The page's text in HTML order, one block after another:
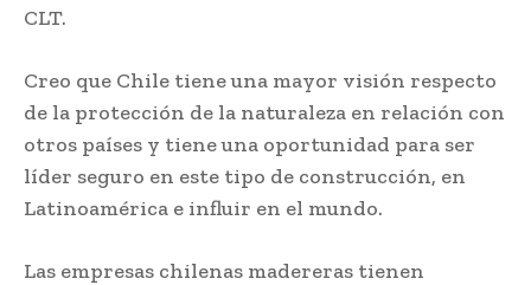
CLT.
Creo que Chile tiene una mayor visión respecto
de la protección de la naturaleza en relación con
otros países y tiene una oportunidad para ser
líder seguro en este tipo de construcción, en
Latinoamérica e influir en el mundo.
Las empresas chilenas madereras tienen